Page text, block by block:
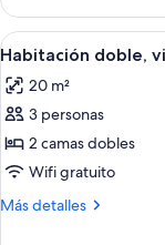
Adults
+
1
Child)
doble,
vista
al
(2
Adults
Child)
Ver
todas
las
fotos
de
Habitación
doble,
6
Habitación doble,
20 m²
3 personas
2 camas dobles
Wifi gratuito
Más detalles
Más